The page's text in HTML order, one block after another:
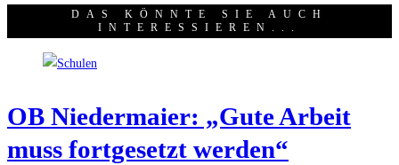
DAS KÖNNTE SIE AUCH
INTERESSIEREN...
OB Nie­der­mai­er: „Gute Arbeit
muss fort­ge­setzt werden“